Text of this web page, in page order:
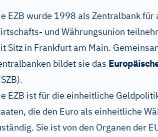
EZB wurde 1998 als Zentralbank für
und Währungsunion
Sitz in Frankfurt am Main.
bildet sie das
EZB ist für die einheitliche
die den Euro als einheitliche
Sie ist von den Organen der